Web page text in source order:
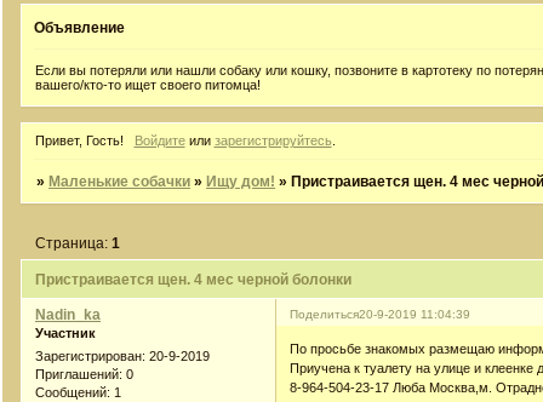
Объявление
Если вы потеряли или нашли собаку или кошку, позвоните в картотеку по
вашего/кто-то ищет своего питомца!
Привет, Гость! Войдитеили зарегистрируйтесь
» Маленькие собачки » Ищу дом! » Пристраивается щен. 4 мес
Пристраивается щен. 4 мес черной болонки
Страница:1
Поделиться20-9-2019 11:04:39
Nadin_ka
Участник
Зарегистрирован: 20-9-2019
Приглашений: 0
Сообщений: 1
По просьбе знакомых размещаю
Приучена к туалету на улице и
8-964-504-23-17 Люба Москва,м.